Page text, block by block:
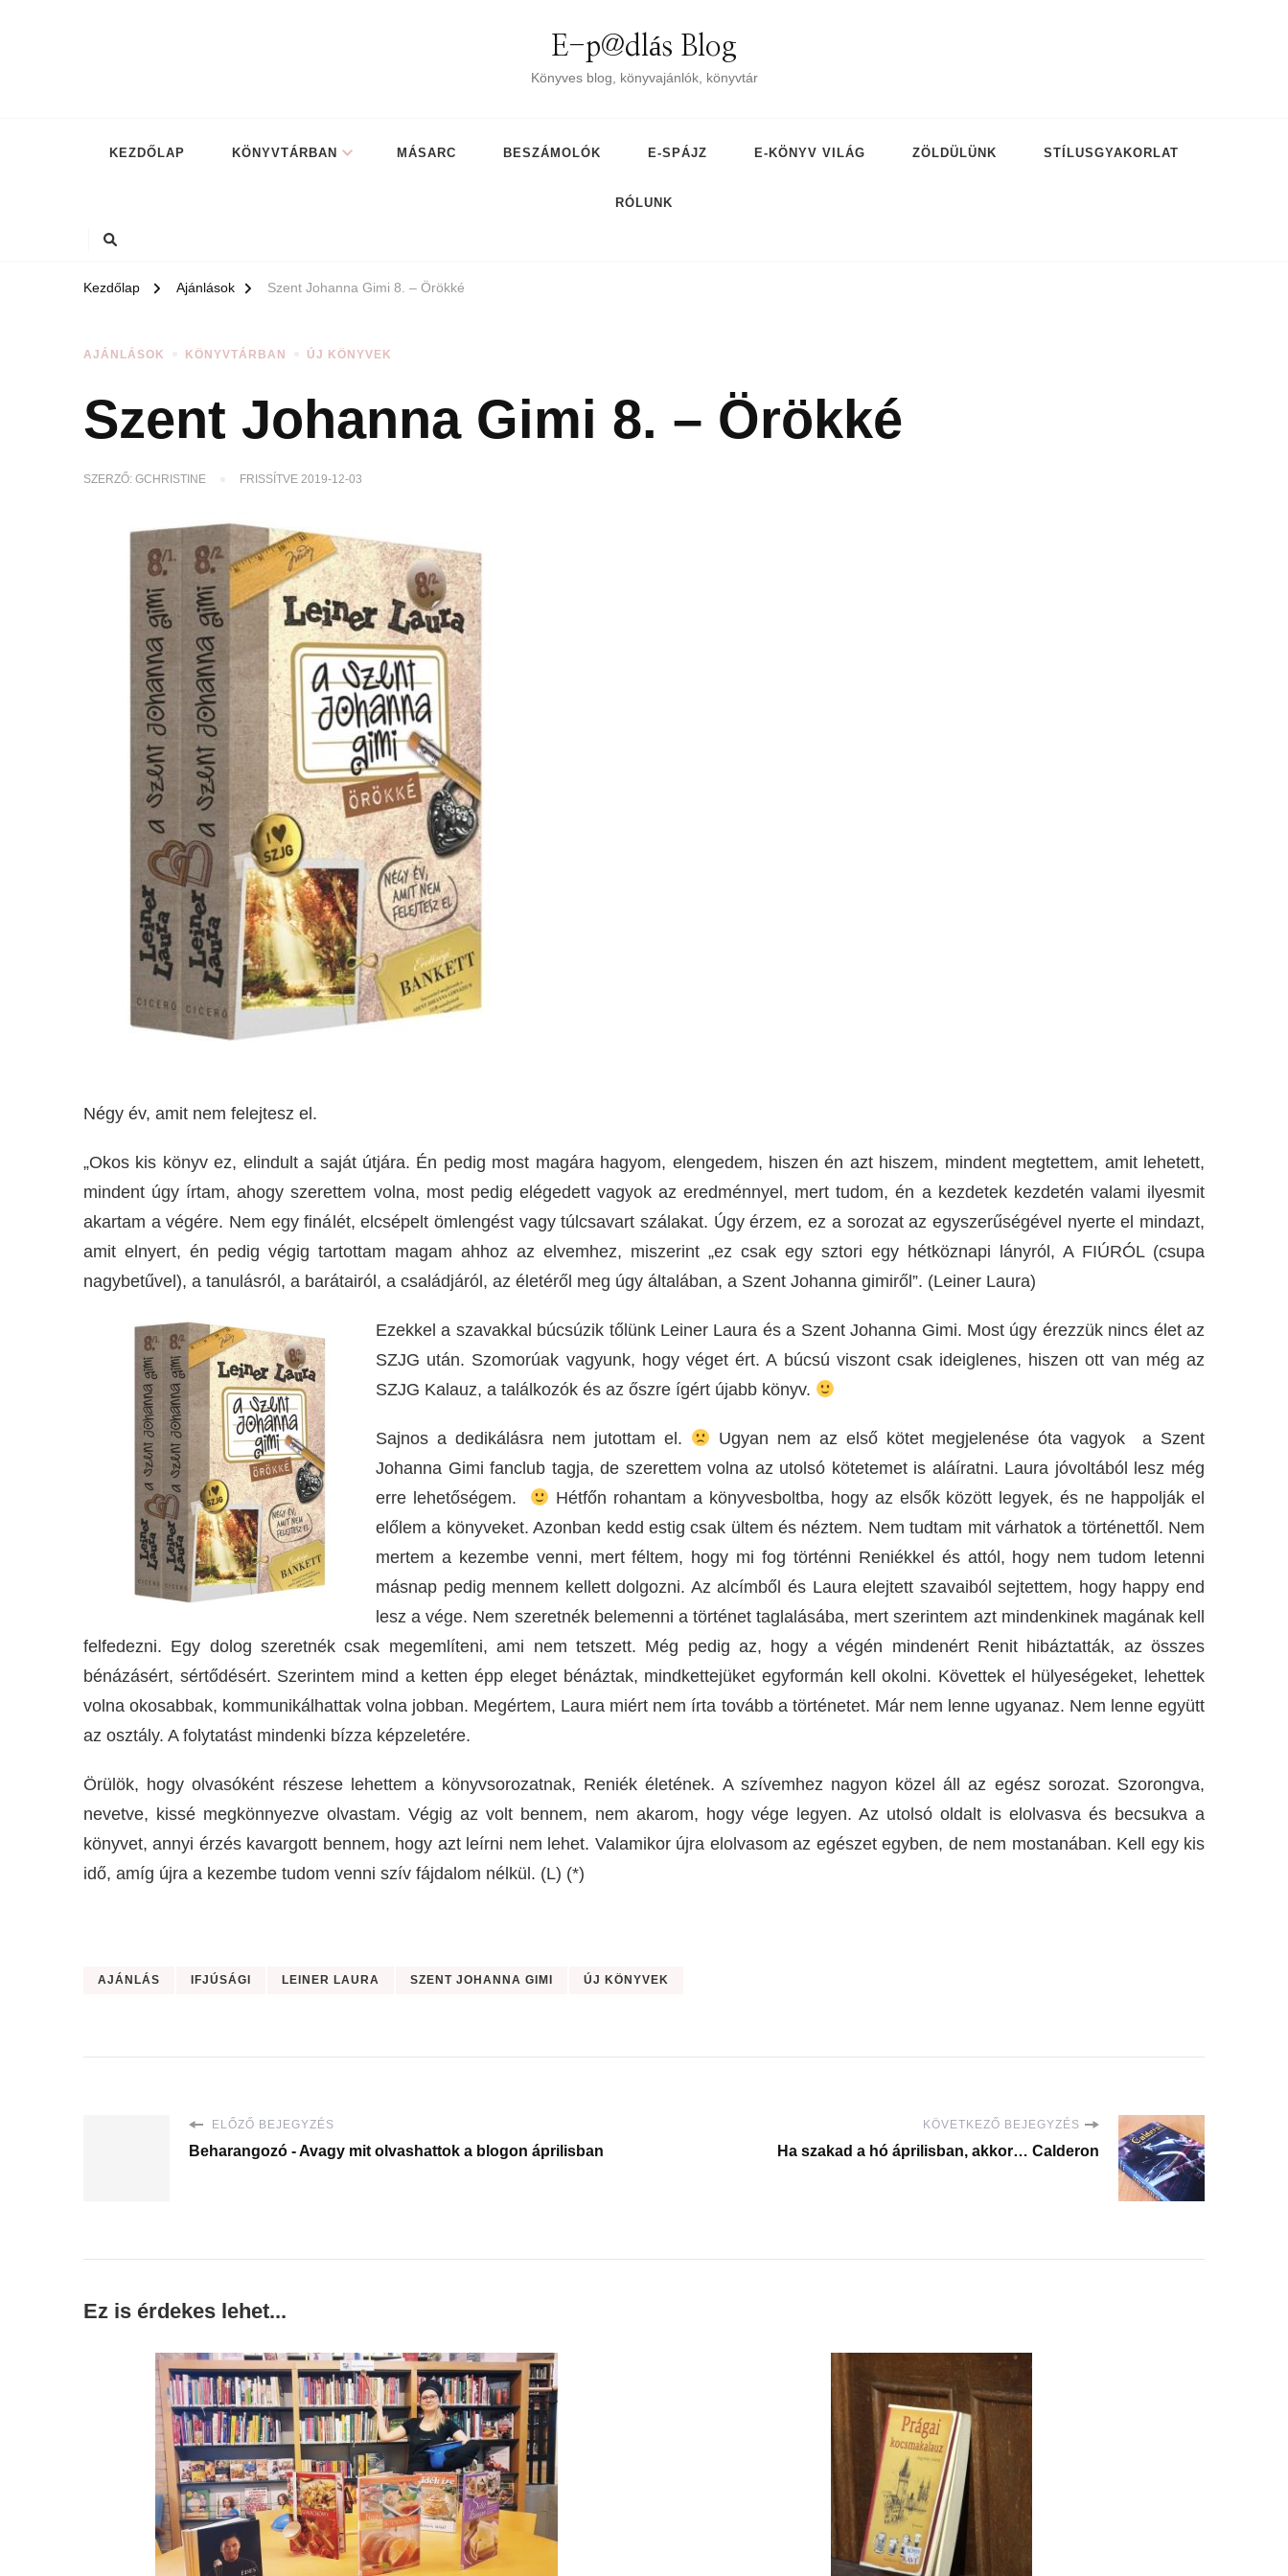
E-p@dlás Blog
Könyves blog, könyvajánlók, könyvtár
KEZDŐLAP KÖNYVTÁRBAN MÁSARC BESZÁMOLÓK E-SPÁJZ E-KÖNYV VILÁG ZÖLDÜLÜNK STÍLUSGYAKORLAT
RÓLUNK
Kezdőlap Ajánlások Szent Johanna Gimi 8. – Örökké
AJÁNLÁSOK KÖNYVTÁRBAN ÚJ KÖNYVEK
Szent Johanna Gimi 8. – Örökké
SZERZŐ: GCHRISTINE FRISSÍTVE 2019-12-03
Négy év, amit nem felejtesz el.
„Okos kis könyv ez, elindult a saját útjára. Én pedig most magára hagyom, elengedem, hiszen én azt hiszem, mindent megtettem, amit lehetett,
mindent úgy írtam, ahogy szerettem volna, most pedig elégedett vagyok az eredménnyel, mert tudom, én a kezdetek kezdetén valami ilyesmit
akartam a végére. Nem egy finálét, elcsépelt ömlengést vagy túlcsavart szálakat. Úgy érzem, ez a sorozat az egyszerűségével nyerte el mindazt,
amit elnyert, én pedig végig tartottam magam ahhoz az elvemhez, miszerint „ez csak egy sztori egy hétköznapi lányról, A FIÚRÓL (csupa
nagybetűvel), a tanulásról, a barátairól, a családjáról, az életéről meg úgy általában, a Szent Johanna gimiről”. (Leiner Laura)
Ezekkel a szavakkal búcsúzik tőlünk Leiner Laura és a Szent Johanna Gimi. Most úgy érezzük nincs élet az
SZJG után. Szomorúak vagyunk, hogy véget ért. A búcsú viszont csak ideiglenes, hiszen ott van még az
SZJG Kalauz, a találkozók és az őszre ígért újabb könyv.
Sajnos a dedikálásra nem jutottam el.
Ugyan nem az első kötet megjelenése óta vagyok a Szent
Johanna Gimi fanclub tagja, de szerettem volna az utolsó kötetemet is aláíratni. Laura jóvoltából lesz még
erre lehetőségem.
Hétfőn rohantam a könyvesboltba, hogy az elsők között legyek, és ne happolják el
előlem a könyveket. Azonban kedd estig csak ültem és néztem. Nem tudtam mit várhatok a történettől. Nem
mertem a kezembe venni, mert féltem, hogy mi fog történni Reniékkel és attól, hogy nem tudom letenni
másnap pedig mennem kellett dolgozni. Az alcímből és Laura elejtett szavaiból sejtettem, hogy happy end
lesz a vége. Nem szeretnék belemenni a történet taglalásába, mert szerintem azt mindenkinek magának kell
felfedezni. Egy dolog szeretnék csak megemlíteni, ami nem tetszett. Még pedig az, hogy a végén mindenért Renit hibáztatták, az összes
bénázásért, sértődésért. Szerintem mind a ketten épp eleget bénáztak, mindkettejüket egyformán kell okolni. Követtek el hülyeségeket, lehettek
volna okosabbak, kommunikálhattak volna jobban. Megértem, Laura miért nem írta tovább a történetet. Már nem lenne ugyanaz. Nem lenne együtt
az osztály. A folytatást mindenki bízza képzeletére.
Örülök, hogy olvasóként részese lehettem a könyvsorozatnak, Reniék életének. A szívemhez nagyon közel áll az egész sorozat. Szorongva,
nevetve, kissé megkönnyezve olvastam. Végig az volt bennem, nem akarom, hogy vége legyen. Az utolsó oldalt is elolvasva és becsukva a
könyvet, annyi érzés kavargott bennem, hogy azt leírni nem lehet. Valamikor újra elolvasom az egészet egyben, de nem mostanában. Kell egy kis
idő, amíg újra a kezembe tudom venni szív fájdalom nélkül. (L) (*)
AJÁNLÁS IFJÚSÁGI LEINER LAURA SZENT JOHANNA GIMI ÚJ KÖNYVEK
ELŐZŐ BEJEGYZÉS
Beharangozó - Avagy mit olvashattok a blogon áprilisban
KÖVETKEZŐ BEJEGYZÉS
Ha szakad a hó áprilisban, akkor… Calderon
Ez is érdekes lehet...